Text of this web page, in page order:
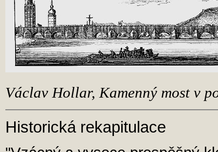
Václav Hollar, Kamenný most v
Historická rekapitulace